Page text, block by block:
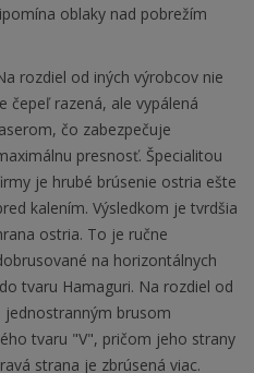
oblaky nad pobrežím
rozdiel od iných výrobcov nie
čepeľ razená, ale vypálená
čo zabezpečuje
presnosť. Špecialitou
je hrubé brúsenie ostria ešte
kalením. Výsledkom je tvrdšia
ostria. To je ručne
na horizontálnych
tvaru Hamaguri. Na rozdiel od
jednostranným brusom
tvaru "V", pričom jeho strany
strana je zbrúsená viac.